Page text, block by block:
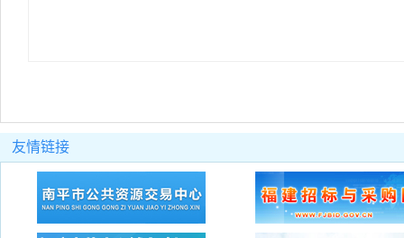
友情链接